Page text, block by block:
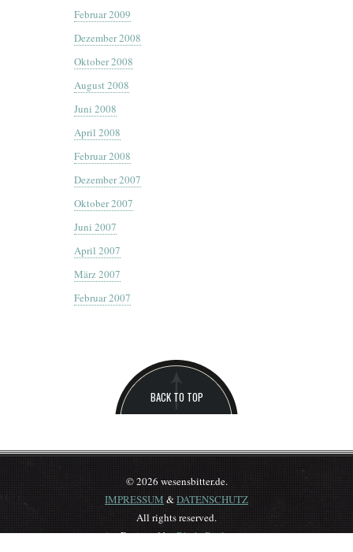
Februar 2009
Dezember 2008
Oktober 2008
August 2008
Juni 2008
April 2008
Februar 2008
Dezember 2007
Oktober 2007
Juni 2007
April 2007
März 2007
Februar 2007
BACK TO TOP
© 2026 wesensbitter.de.
IMPRESSUM&DATENSCHUTZ
All rights reserved.
Designed byBlickeDeeler